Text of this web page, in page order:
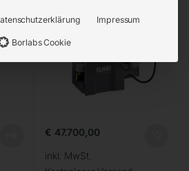
€ 47.700,00
inkl. MwSt.
Impressum
Borlabs Cookie